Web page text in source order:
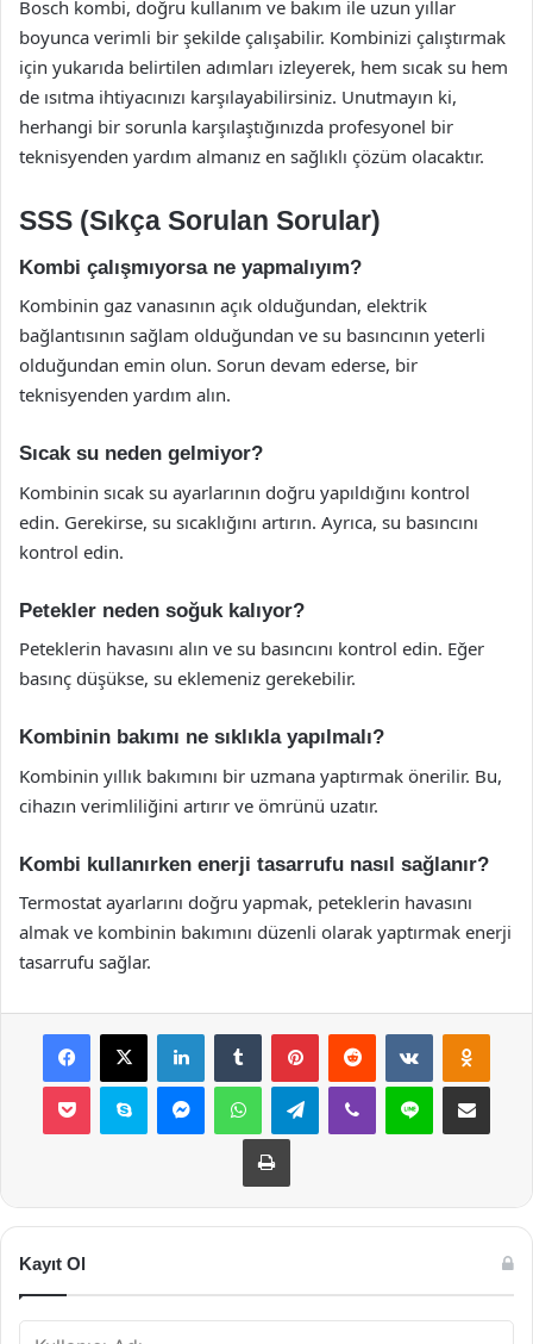
Bosch kombi, doğru kullanım ve bakım ile uzun yıllar
boyunca verimli bir şekilde çalışabilir. Kombinizi çalıştırmak
için yukarıda belirtilen adımları izleyerek, hem sıcak su hem
de ısıtma ihtiyacınızı karşılayabilirsiniz. Unutmayın ki,
herhangi bir sorunla karşılaştığınızda profesyonel bir
teknisyenden yardım almanız en sağlıklı çözüm olacaktır.
SSS (Sıkça Sorulan Sorular)
Kombi çalışmıyorsa ne yapmalıyım?
Kombinin gaz vanasının açık olduğundan, elektrik
bağlantısının sağlam olduğundan ve su basıncının yeterli
olduğundan emin olun. Sorun devam ederse, bir
teknisyenden yardım alın.
Sıcak su neden gelmiyor?
Kombinin sıcak su ayarlarının doğru yapıldığını kontrol
edin. Gerekirse, su sıcaklığını artırın. Ayrıca, su basıncını
kontrol edin.
Petekler neden soğuk kalıyor?
Peteklerin havasını alın ve su basıncını kontrol edin. Eğer
basınç düşükse, su eklemeniz gerekebilir.
Kombinin bakımı ne sıklıkla yapılmalı?
Kombinin yıllık bakımını bir uzmana yaptırmak önerilir. Bu,
cihazın verimliliğini artırır ve ömrünü uzatır.
Kombi kullanırken enerji tasarrufu nasıl sağlanır?
Termostat ayarlarını doğru yapmak, peteklerin havasını
almak ve kombinin bakımını düzenli olarak yaptırmak enerji
tasarrufu sağlar.
Facebook
X LinkedInTumblr PinterestReddit VKontakte
Pocket Skype MessengerWhatsAppTelegramViber Line E-Posta ile
Yazdır
Kayıt Ol